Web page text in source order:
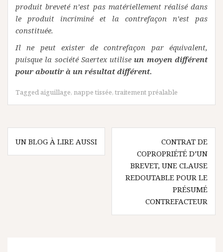
produit breveté n’est pas matériellement réalisé dans
le produit incriminé et la contrefaçon n’est pas
constituée.
Il ne peut exister de contrefaçon par équivalent,
puisque la société Saertex utilise un moyen différent
pour aboutir à un résultat différent.
Tagged aiguillage, nappe tissée, traitement préalable
Navigation
deUN BLOG À LIRE AUSSI
CONTRAT DE
COPROPRIÉTÉ D’UN
BREVET, UNE CLAUSE
REDOUTABLE POUR LE
PRÉSUMÉ
CONTREFACTEUR